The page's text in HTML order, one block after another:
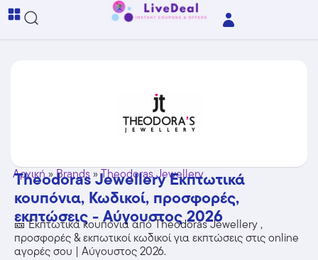
Αρχική»Brands »Theodoras Jewellery
Theodoras Jewellery Εκπτωτικά
κουπόνια, Κωδικοί, προσφορές,
εκπτώσεις - Αύγουστος 2026
🎫 Εκπτωτικά κουπόνια από Theodoras Jewellery ,
προσφορές & εκπωτικοί κωδικοί για εκπτώσεις στις online
αγορές σου | Αύγουστος 2026.